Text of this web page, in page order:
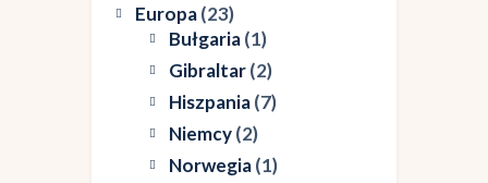
Europa(23)
Bułgaria(1)
Gibraltar(2)
Hiszpania(7)
Niemcy(2)
Norwegia(1)